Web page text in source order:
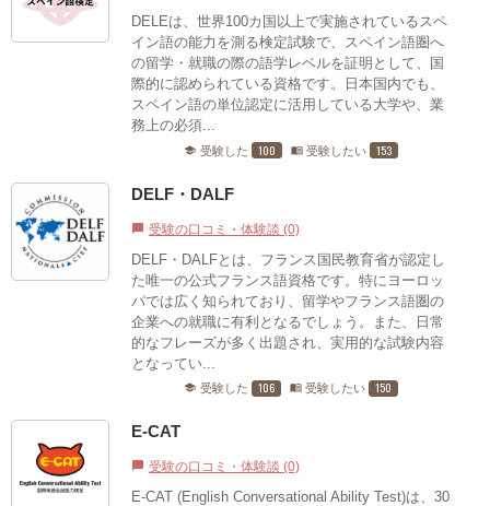
DELEは、世界100カ国以上で実施されているスペ
イン語の能力を測る検定試験で、スペイン語圏へ
の留学・就職の際の語学レベルを証明として、国
際的に認められている資格です。日本国内でも、
スペイン語の単位認定に活用している大学や、業
務上の必須...
school 受験した 100 menu_book 受験したい 153
DELF・DALF
chat_bubble 受験の口コミ・体験談 (0)
DELF・DALFとは、フランス国民教育省が認定し
た唯一の公式フランス語資格です。特にヨーロッ
パでは広く知られており、留学やフランス語圏の
企業への就職に有利となるでしょう。また、日常
的なフレーズが多く出題され、実用的な試験内容
となってい...
school 受験した 106 menu_book 受験したい 150
E-CAT
chat_bubble 受験の口コミ・体験談 (0)
E-CAT (English Conversational Ability Test)は、30